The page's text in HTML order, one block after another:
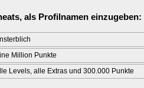
als Profilnamen einzugeben:
Million Punkte
Levels, alle Extras und 300.000 Punkte